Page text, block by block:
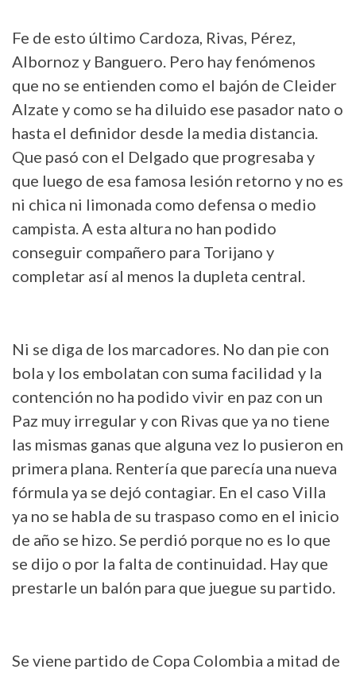
Fe de esto último Cardoza, Rivas, Pérez,
Albornoz y Banguero. Pero hay fenómenos
que no se entienden como el bajón de Cleider
Alzate y como se ha diluido ese pasador nato o
hasta el definidor desde la media distancia.
Que pasó con el Delgado que progresaba y
que luego de esa famosa lesión retorno y no es
ni chica ni limonada como defensa o medio
campista. A esta altura no han podido
conseguir compañero para Torijano y
completar así al menos la dupleta central.
Ni se diga de los marcadores. No dan pie con
bola y los embolatan con suma facilidad y la
contención no ha podido vivir en paz con un
Paz muy irregular y con Rivas que ya no tiene
las mismas ganas que alguna vez lo pusieron en
primera plana. Rentería que parecía una nueva
fórmula ya se dejó contagiar. En el caso Villa
ya no se habla de su traspaso como en el inicio
de año se hizo. Se perdió porque no es lo que
se dijo o por la falta de continuidad. Hay que
prestarle un balón para que juegue su partido.
Se viene partido de Copa Colombia a mitad de